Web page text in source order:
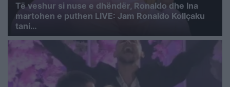
Të veshur si nuse e dhëndër, Ronaldo dhe Ina
martohen e puthen LIVE: Jam Ronaldo Kollçaku
tani…